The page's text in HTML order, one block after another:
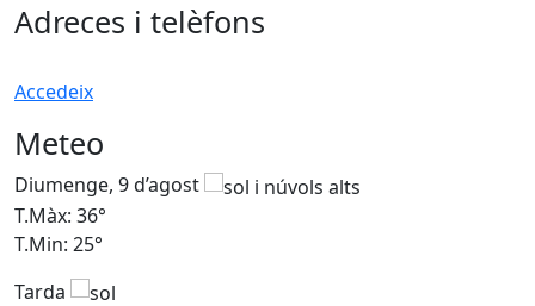
Adreces i telèfons
Accedeix
Meteo
Diumenge, 9 d’agost
T.Màx: 36°
T.Min: 25°
Tarda